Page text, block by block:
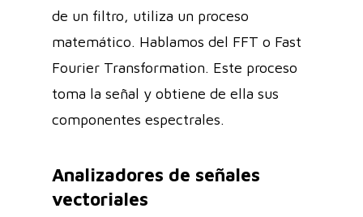
de un filtro, utiliza un proceso
matemático. Hablamos del FFT o Fast
Fourier Transformation. Este proceso
toma la señal y obtiene de ella sus
componentes espectrales.
Analizadores de señales
vectoriales